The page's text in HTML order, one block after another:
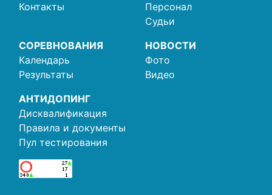
Контакты
Персонал
Судьи
СОРЕВНОВАНИЯ
Календарь
Результаты
НОВОСТИ
Фото
Видео
АНТИДОПИНГ
Дисквалификация
Правила и документы
Пул тестирования